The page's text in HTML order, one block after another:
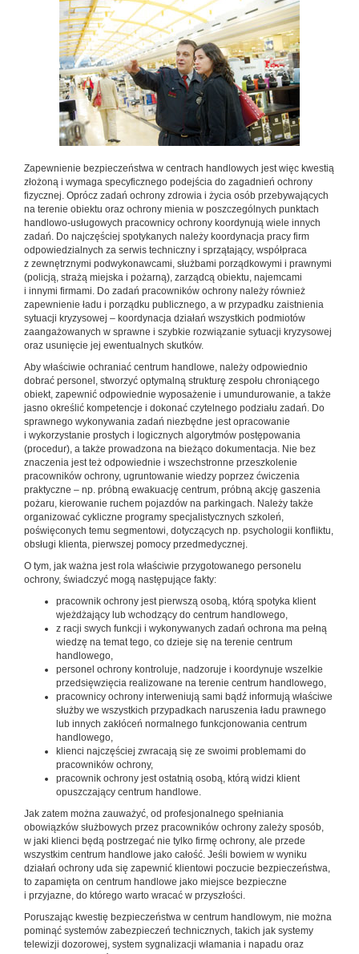
Zapewnienie bezpieczeństwa w centrach handlowych jest więc kwestią
złożoną i wymaga specyficznego podejścia do zagadnień ochrony
fizycznej. Oprócz zadań ochrony zdrowia i życia osób przebywających
na terenie obiektu oraz ochrony mienia w poszczególnych punktach
handlowo-usługowych pracownicy ochrony koordynują wiele innych
zadań. Do najczęściej spotykanych należy koordynacja pracy firm
odpowiedzialnych za serwis techniczny i sprzątający, współpraca
z zewnętrznymi podwykonawcami, służbami porządkowymi i prawnymi
(policją, strażą miejska i pożarną), zarządcą obiektu, najemcami
i innymi firmami. Do zadań pracowników ochrony należy również
zapewnienie ładu i porządku publicznego, a w przypadku zaistnienia
sytuacji kryzysowej – koordynacja działań wszystkich podmiotów
zaangażowanych w sprawne i szybkie rozwiązanie sytuacji kryzysowej
oraz usunięcie jej ewentualnych skutków.
Aby właściwie ochraniać centrum handlowe, należy odpowiednio
dobrać personel, stworzyć optymalną strukturę zespołu chroniącego
obiekt, zapewnić odpowiednie wyposażenie i umundurowanie, a także
jasno określić kompetencje i ­dokonać czytelnego podziału zadań. Do
sprawnego wykonywania zadań niezbędne jest opracowanie
i wykorzystanie prostych i logicznych algorytmów postępowania
(procedur), a także prowadzona na bieżąco dokumentacja. Nie bez
znaczenia jest też odpowiednie i wszechstronne przeszkolenie
pracowników ochrony, ugruntowanie wiedzy poprzez ćwiczenia
praktyczne – np. próbną ewakuację centrum, próbną akcję gaszenia
pożaru, kierowanie ruchem pojazdów na parkingach. Należy także
organizować cykliczne programy specjalistycznych szkoleń,
poświęconych temu segmentowi, dotyczących np. psychologii konfliktu,
obsługi klienta, pierwszej pomocy przedmedycznej.
O tym, jak ważna jest rola właściwie przygotowanego personelu
ochrony, świadczyć mogą następujące fakty:
pracownik ochrony jest pierwszą osobą, którą spotyka klient
wjeżdżający lub wchodzący do centrum handlowego,
z racji swych funkcji i wykonywanych zadań ochrona ma pełną
wiedzę na temat tego, co dzieje się na terenie centrum
handlowego,
personel ochrony kontroluje, nadzoruje i koordynuje wszelkie
przedsięwzięcia realizowane na terenie centrum handlowego,
pracownicy ochrony interweniują sami bądź informują właściwe
służby we wszystkich przypadkach naruszenia ładu prawnego
lub innych zakłóceń normalnego funkcjonowania centrum
handlowego,
klienci najczęściej zwracają się ze swoimi problemami do
pracowników ochrony,
pracownik ochrony jest ostatnią osobą, którą widzi klient
opuszczający centrum handlowe.
Jak zatem można zauważyć, od profesjonalnego spełniania
obowiązków służbowych przez pracowników ochrony zależy sposób,
w jaki klienci będą postrzegać nie tylko firmę ochrony, ale przede
wszystkim centrum handlowe jako całość. Jeśli bowiem w wyniku
działań ochrony uda się zapewnić klientowi poczucie bezpieczeństwa,
to zapamięta on centrum handlowe jako miejsce bezpieczne
i przyjazne, do którego warto wracać w przyszłości.
Poruszając kwestię bezpieczeństwa w centrum handlowym, nie można
pominąć systemów zabezpieczeń technicznych, takich jak systemy
telewizji dozorowej, system sygnalizacji włamania i napadu oraz